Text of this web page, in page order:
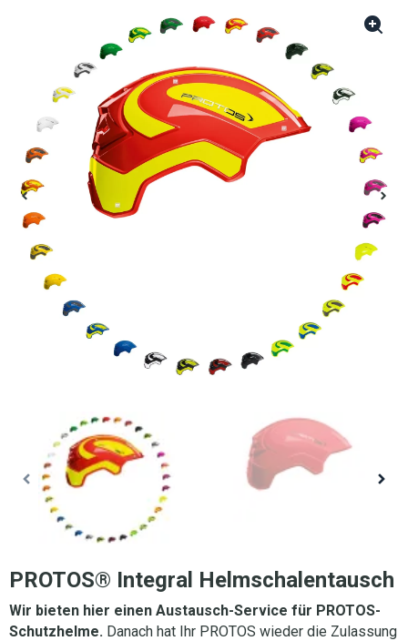
PROTOS® Integral Helmschalentausch
Wir bieten hier einen Austausch-Service für PROTOS-
Schutzhelme. Danach hat Ihr PROTOS wieder die Zulassung